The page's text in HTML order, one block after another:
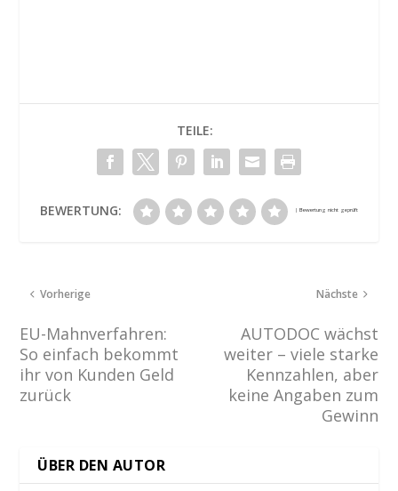
TEILE:
BEWERTUNG:
Vorherige
EU-Mahnverfahren:
So einfach bekommt
ihr von Kunden Geld
zurück
Nächste
AUTODOC wächst
weiter – viele starke
Kennzahlen, aber
keine Angaben zum
Gewinn
ÜBER DEN AUTOR